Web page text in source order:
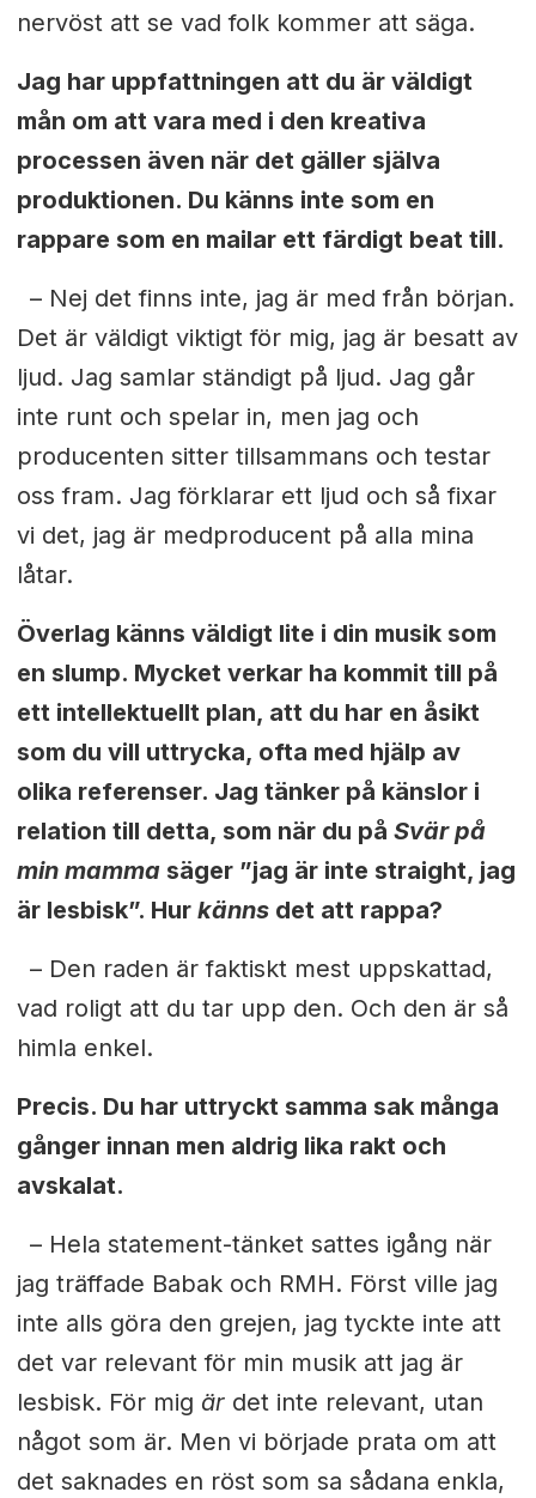
nervöst att se vad folk kommer att säga.
Jag har uppfattningen att du är väldigt
mån om att vara med i den kreativa
processen även när det gäller själva
produktionen. Du känns inte som en
rappare som en mailar ett färdigt beat till.
– Nej det finns inte, jag är med från början.
Det är väldigt viktigtför mig, jag är besatt av
ljud. Jag samlar ständigt på ljud. Jag går
inte runt och spelar in, men jag och
producenten sitter tillsammans och testar
oss fram. Jag förklarar ett ljud och så fixar
vi det, jag är medproducent på alla mina
låtar.
Överlag känns väldigt lite i din musik som
en slump. Mycket verkar ha kommit till på
ett intellektuellt plan, att du har en åsikt
som du vill uttrycka, ofta med hjälp av
olika referenser. Jag tänker på känslor i
relation till detta, som när du på Svär på
min mammasäger ”jag är inte straight, jag
är lesbisk”. Hur kännsdet att rappa?
– Den raden är faktiskt mest uppskattad,
vad roligt att du tar upp den. Och den är så
himla enkel.
Precis. Du har uttryckt samma sak många
gånger innan men aldrig lika rakt och
avskalat.
– Hela statement-tänket sattes igång när
jag träffade Babak och RMH. Först ville jag
inte alls göra den grejen, jag tyckte inte att
det var relevant för min musik att jag är
lesbisk. För mig ärdet inte relevant, utan
något som är. Men vi började prata om att
det saknades en röst som sa sådana enkla,